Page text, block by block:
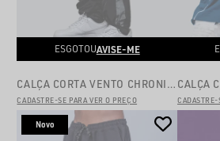
ESGOTOUAVISE-ME
CALÇA CORTA VENTO CHRONIC BLACK 012
CADASTRE-SE PARA VER O PREÇO CADASTRE-
Novo